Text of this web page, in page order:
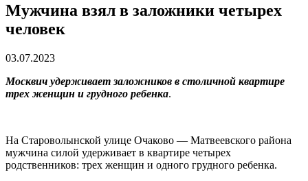
Мужчина взял в заложники четырех
человек
03.07.2023
Москвич удерживает заложников в столичной квартире
трех женщин и грудного ребенка.
На Староволынской улице Очаково — Матвеевского района
мужчина силой удерживает в квартире четырех
родственников: трех женщин и одного грудного ребенка.